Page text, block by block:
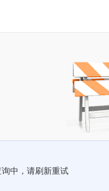
中，请刷新重试